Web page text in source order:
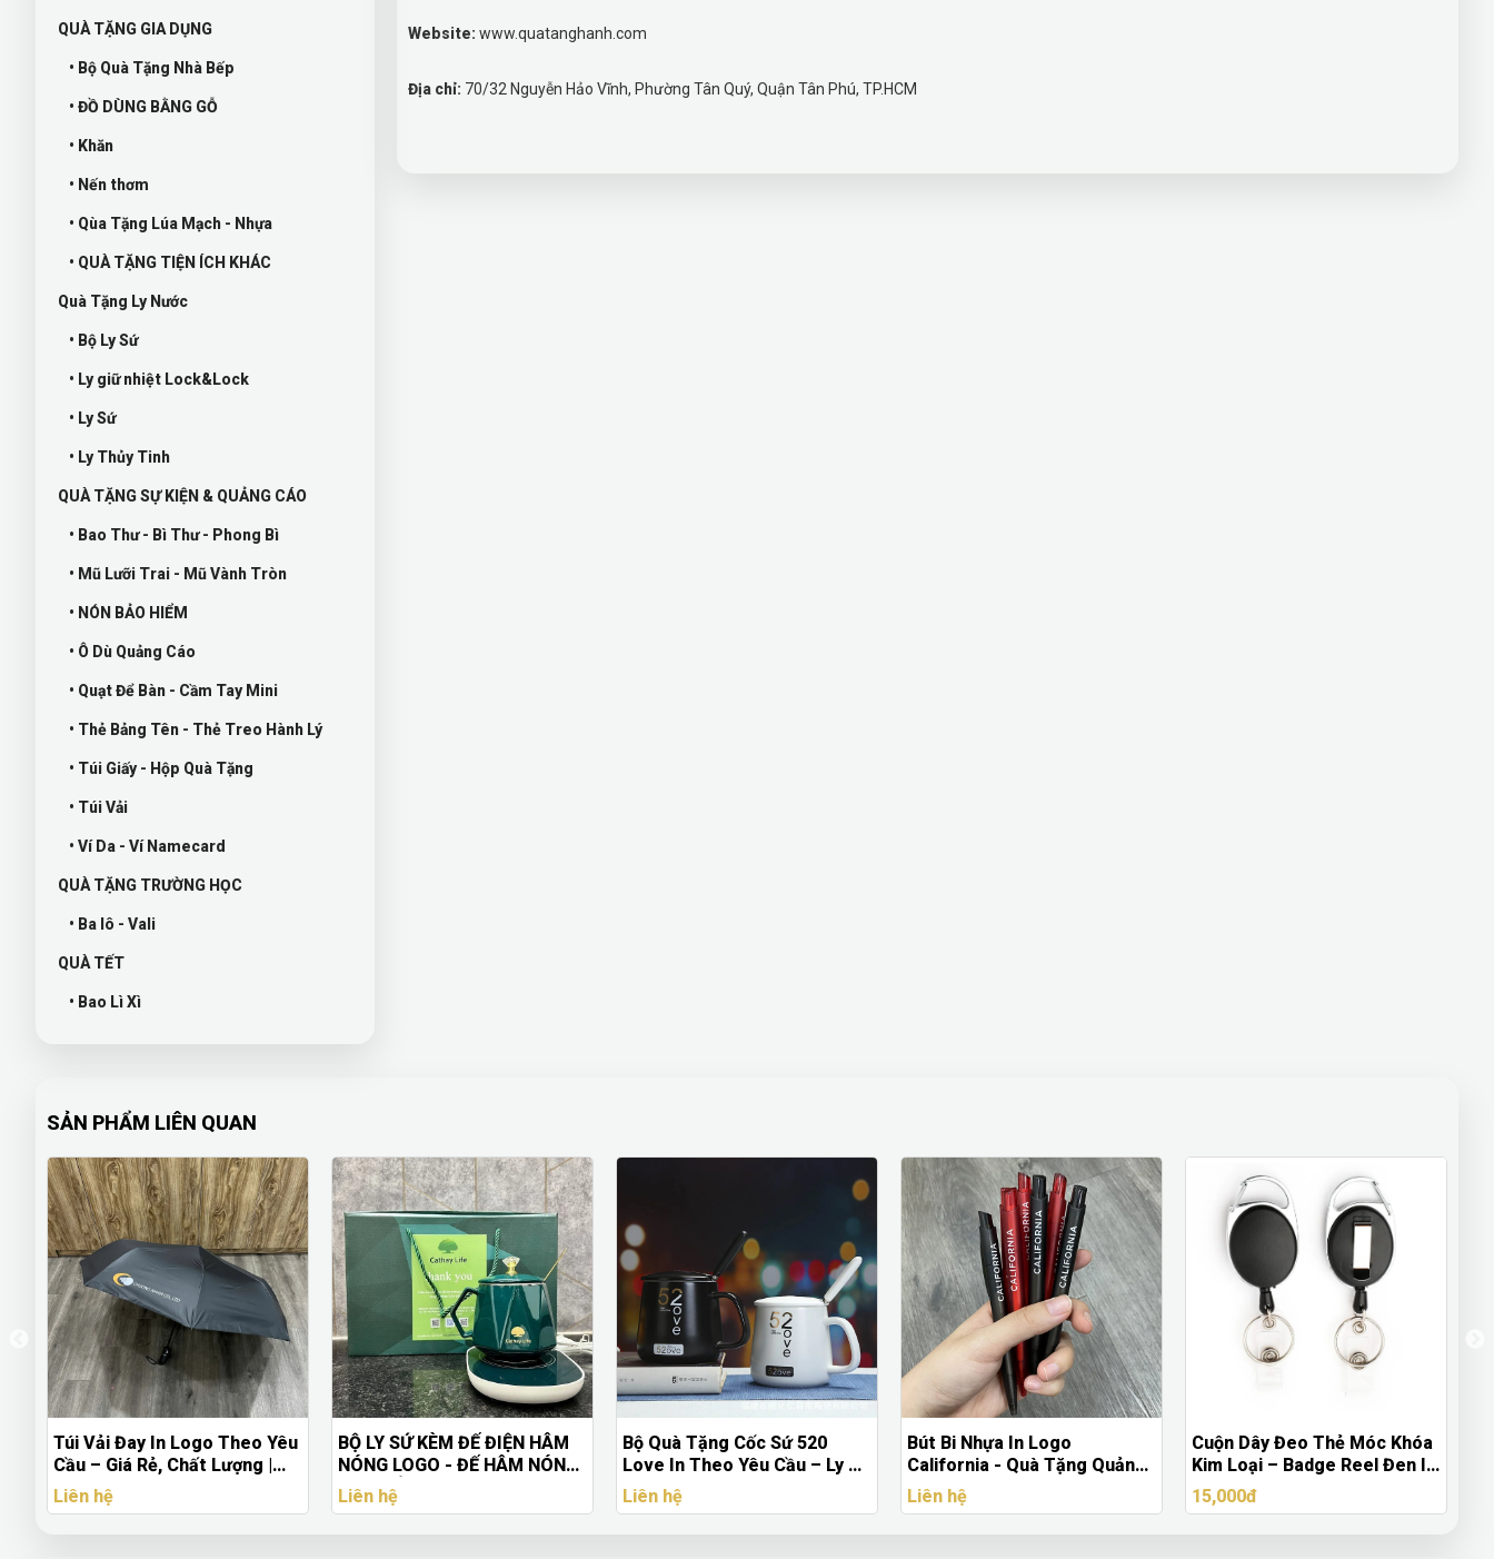
QUÀ TẶNG GIA DỤNG
• Bộ Quà Tặng Nhà Bếp
• ĐỒ DÙNG BẰNG GỖ
• Khăn
• Nến thơm
• Qùa Tặng Lúa Mạch - Nhựa
• QUÀ TẶNG TIỆN ÍCH KHÁC
Quà Tặng Ly Nước
• Bộ Ly Sứ
• Ly giữ nhiệt Lock&Lock
• Ly Sứ
• Ly Thủy Tinh
QUÀ TẶNG SỰ KIỆN & QUẢNG CÁO
• Bao Thư - Bì Thư - Phong Bì
• Mũ Lưỡi Trai - Mũ Vành Tròn
• NÓN BẢO HIỂM
• Ô Dù Quảng Cáo
• Quạt Để Bàn - Cầm Tay Mini
• Thẻ Bảng Tên - Thẻ Treo Hành Lý
• Túi Giấy - Hộp Quà Tặng
• Túi Vải
• Ví Da - Ví Namecard
QUÀ TẶNG TRƯỜNG HỌC
• Ba lô - Vali
QUÀ TẾT
• Bao Lì Xì
Website: www.quatanghanh.com
Địa chỉ: 70/32 Nguyễn Hảo Vĩnh, Phường Tân Quý, Quận Tân Phú, TP.HCM
SẢN PHẨM LIÊN QUAN
Túi Vải Đay In Logo Theo Yêu
Cầu – Giá Rẻ, Chất Lượng |
Quà Tặng Nhanh
Liên hệ
BỘ LY SỨ KÈM ĐẾ ĐIỆN HÂM
NÓNG LOGO - ĐẾ HÂM NÓNG
ĐIỆN TỬ KÈM LY SỨ
Liên hệ
Bộ Quà Tặng Cốc Sứ 520
Love In Theo Yêu Cầu – Ly Sứ
Cao Cấp Kèm Nắp & Muỗng
Liên hệ
Bút Bi Nhựa In Logo
California - Quà Tặng Quảng
Cáo Doanh Nghiệp
Liên hệ
Cuộn Dây Đeo Thẻ Móc Khóa
Kim Loại – Badge Reel Đen In
Logo Theo Yêu Cầu
15,000đ